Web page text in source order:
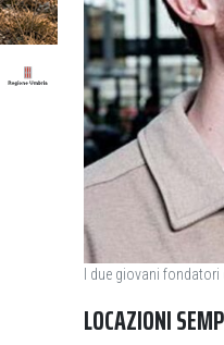
I due giovani
LOCAZIONI